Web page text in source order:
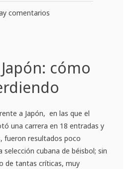
comentarios
cómo
a Japón, en las que el
una carrera en 18 entradas y
fueron resultados poco
selección cubana de béisbol; sin
de tantas críticas, muy